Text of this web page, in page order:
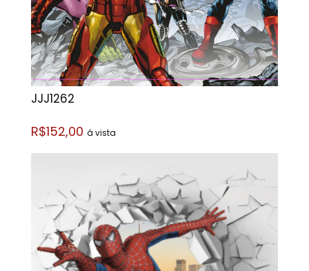
JJJ1262
R$152,00 á vista